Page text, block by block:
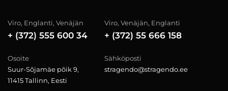
Viro, Englanti, Venäjän
+ (372) 555 600 34
Viro, Venäjän, Englanti
+ (372) 55 666 158
Osoite
Suur-Sõjamäe põik 9,
11415 Tallinn, Eesti
Sähköposti
stragendo@stragendo.ee